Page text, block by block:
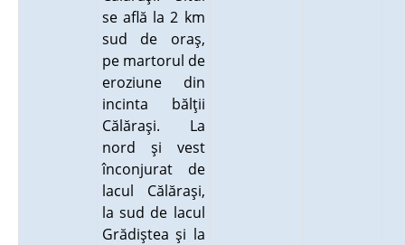
se află la 2 km
sud de oraş,
pe martorul de
eroziune din
incinta bălţii
Călăraşi. La
nord şi vest
înconjurat de
lacul Călăraşi,
la sud de lacul
Grădiştea şi la